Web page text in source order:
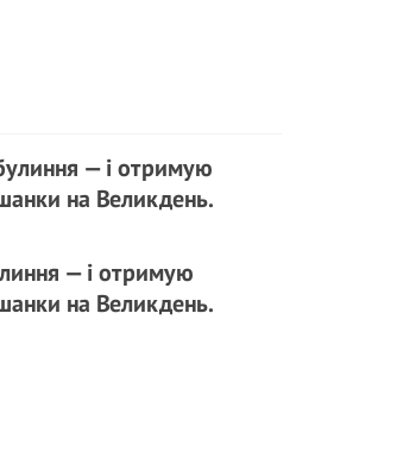
— і отримую
на Великдень.